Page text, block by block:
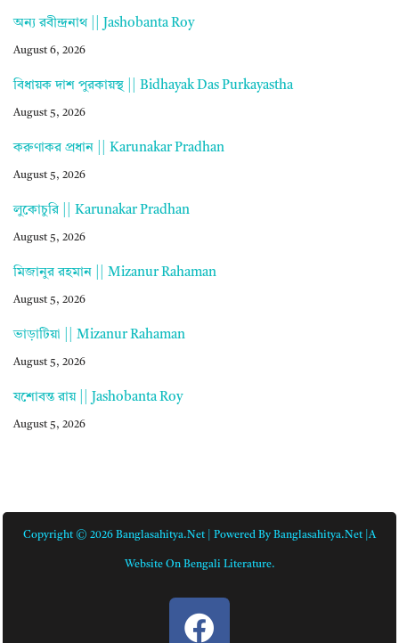
অন্য রবীন্দ্রনাথ || Jashobanta Roy
August 6, 2026
বিধায়ক দাশ পুরকায়স্থ || Bidhayak Das Purkayastha
August 5, 2026
করুণাকর প্রধান || Karunakar Pradhan
August 5, 2026
লুকোচুরি || Karunakar Pradhan
August 5, 2026
মিজানুর রহমান || Mizanur Rahaman
August 5, 2026
ভাড়াটিয়া || Mizanur Rahaman
August 5, 2026
যশোবন্ত রায় || Jashobanta Roy
August 5, 2026
Copyright © 2026 Banglasahitya.net | Powered By Banglasahitya.net |A
Website On Bengali Literature.